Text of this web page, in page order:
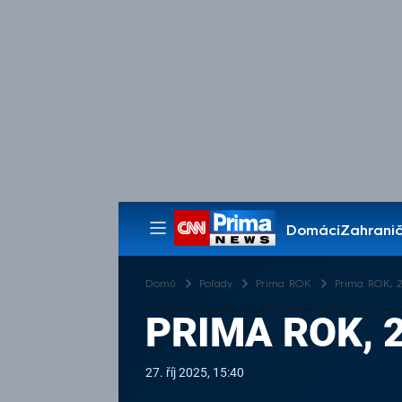
Domácí
Pořady
Domů Pořady Prima ROK Prima ROK,
PRIMA ROK,
27. říj 2025, 15:40